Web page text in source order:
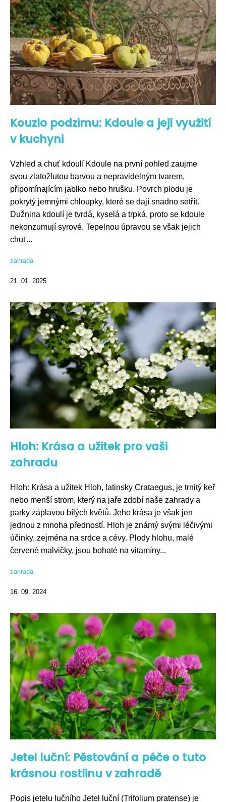
Kouzlo podzimu: Kdoule a její využití
v kuchyni
Vzhled a chuť kdoulí Kdoule na první pohled zaujme
svou zlatožlutou barvou a nepravidelným tvarem,
připomínajícím jablko nebo hrušku. Povrch plodu je
pokrytý jemnými chloupky, které se dají snadno setřít.
Dužnina kdoulí je tvrdá, kyselá a trpká, proto se kdoule
nekonzumují syrové. Tepelnou úpravou se však jejich
chuť...
zahrada
21. 01. 2025
Hloh: Krása a užitek pro vaši
zahradu
Hloh: Krása a užitek Hloh, latinsky Crataegus, je trnitý keř
nebo menší strom, který na jaře zdobí naše zahrady a
parky záplavou bílých květů. Jeho krása je však jen
jednou z mnoha předností. Hloh je známý svými léčivými
účinky, zejména na srdce a cévy. Plody hlohu, malé
červené malvičky, jsou bohaté na vitamíny...
zahrada
16. 09. 2024
Jetel luční: Pěstování a péče o tuto
krásnou rostlinu v zahradě
Popis jetelu lučního Jetel luční (Trifolium pratense) je